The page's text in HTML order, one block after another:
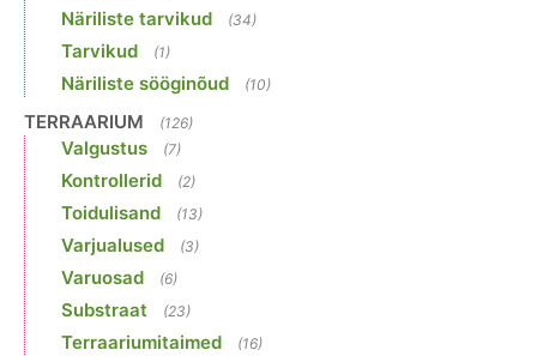
Näriliste tarvikud (34)
Tarvikud (1)
Näriliste sööginõud (10)
TERRAARIUM (126)
Valgustus (7)
Kontrollerid (2)
Toidulisand (13)
Varjualused (3)
Varuosad (6)
Substraat (23)
Terraariumitaimed (16)